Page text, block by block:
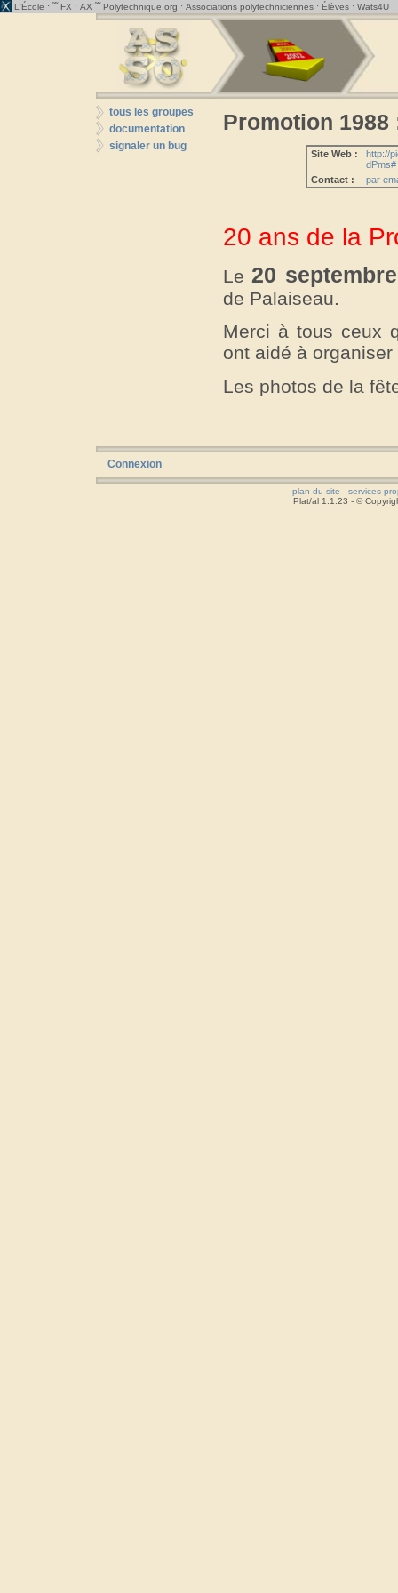
L'École · ˜˜ FX · AX ˜˜ Polytechnique.org · Associations polytechniciennes · Élèves · Wats4U
tous les groupes
documentation
signaler un bug
Promotion 1988
Site Web :
http://
dPms#
Contact :
par
20 ans de la
Le20
de Palaiseau.
Merci à tous ceux
ont aidé à
Les photos de la
Connexion
plan du site - services
Plat/al 1.1.23 - ©